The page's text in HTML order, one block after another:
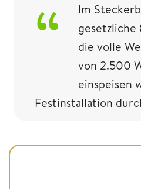
Im
die volle
von 2.500
einspeisen
Festinstallation